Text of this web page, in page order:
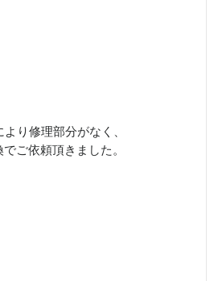
り修理部分がなく、
ご依頼頂きました。